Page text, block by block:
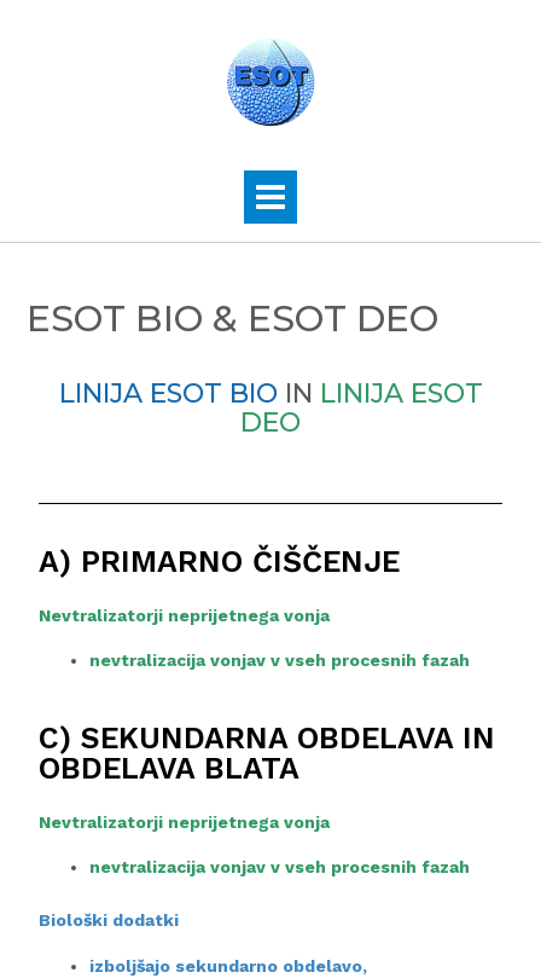
ESOT BIO & ESOT DEO
LINIJA ESOT BIO IN LINIJA ESOT
DEO
A) PRIMARNO ČIŠČENJE
Nevtralizatorji neprijetnega vonja
nevtralizacija vonjav v vseh procesnih fazah
C) SEKUNDARNA OBDELAVA IN
OBDELAVA BLATA
Nevtralizatorji neprijetnega vonja
nevtralizacija vonjav v vseh procesnih fazah
Biološki dodatki
izboljšajo sekundarno obdelavo,